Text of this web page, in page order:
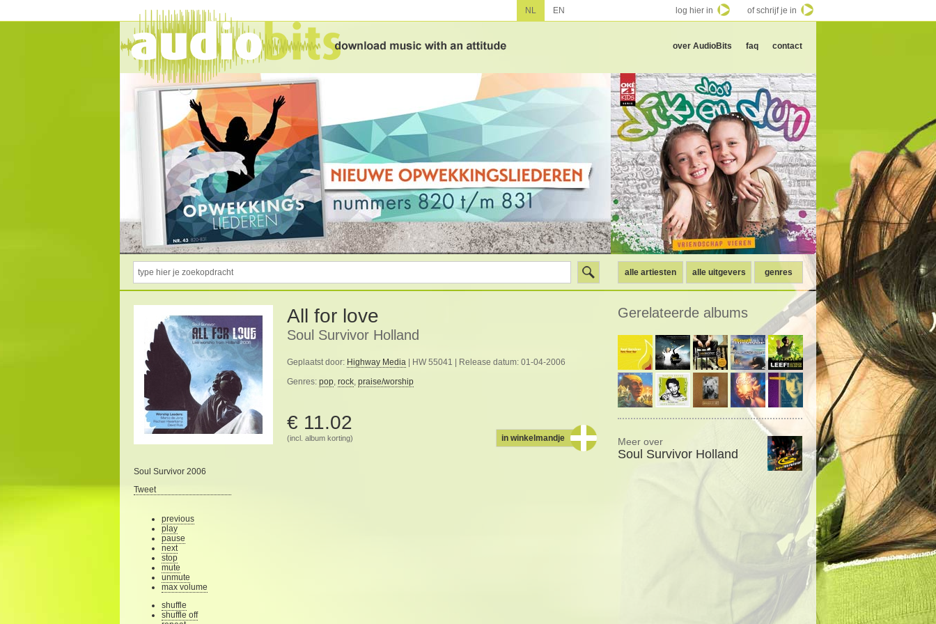
over AudioBits faq contact
alle artiesten alle uitgevers genres
All for love
Soul Survivor Holland
Geplaatst door: Highway Media | HW 55041 | Release datum: 01-04-2006
Genres: pop, rock, praise/worship
€ 11.02
(incl. album korting) in winkelmandje
Soul Survivor 2006
Tweet
previous
play
pause
next
stop
mute
unmute
max volume
shuffle
shuffle off
Gerelateerde albums
Meer over
Soul Survivor Holland
NL EN log hier in of schrijf je in